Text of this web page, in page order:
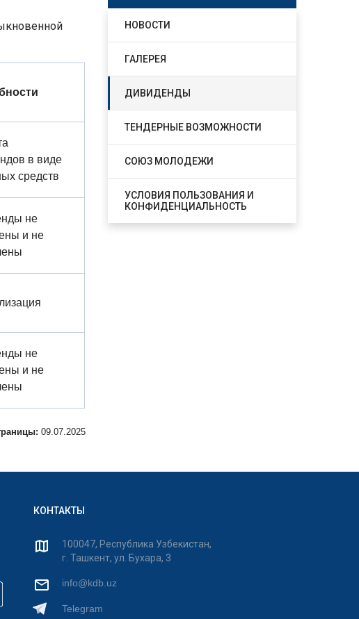
в виде
средств
не
и не
не
и не
09.07.2025
НОВОСТИ
ГАЛЕРЕЯ
ДИВИДЕНДЫ
ТЕНДЕРНЫЕ ВОЗМОЖНОСТИ
СОЮЗ МОЛОДЕЖИ
УСЛОВИЯ ПОЛЬЗОВАНИЯ И
КОНФИДЕНЦИАЛЬНОСТЬ
КОНТАКТЫ
100047, Республика Узбекистан,
г. Ташкент, ул. Бухара, 3
info@kdb.uz
Telegram